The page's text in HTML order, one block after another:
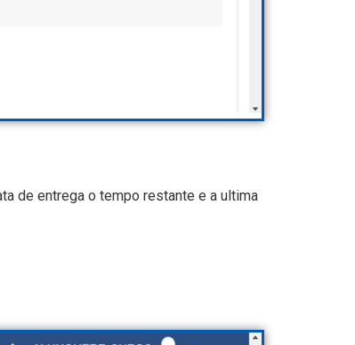
de entrega o tempo restante e a ultima